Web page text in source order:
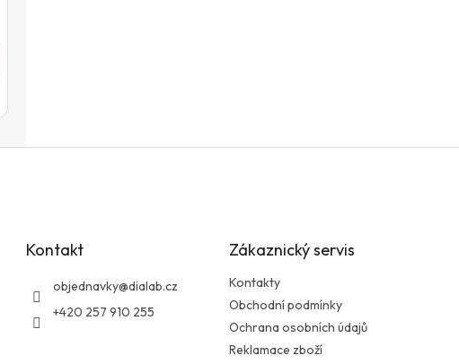
Kontakt
objednavky@dialab.cz
+420 257 910 255
Zákaznický servis
Kontakty
Obchodní podmínky
Ochrana osobních údajů
Reklamace zboží